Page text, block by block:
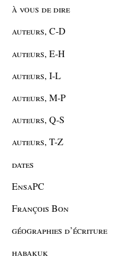
à vous de dire
auteurs, C-D
auteurs, E-H
auteurs, I-L
auteurs, M-P
auteurs, Q-S
auteurs, T-Z
dates
EnsaPC
François Bon
géographies d’écriture
habakuk